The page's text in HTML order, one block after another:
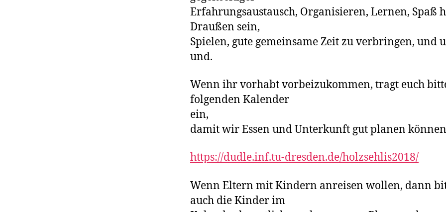
Erfahrungsaustausch, Organisieren, Lernen, Spaß
Draußen sein,
Spielen, gute gemeinsame Zeit zu verbringen, und
und.
Wenn ihr vorhabt vorbeizukommen, tragt euch
folgenden Kalender
ein,
damit wir Essen und Unterkunft gut planen
https://dudle.inf.tu-dresden.de/holzsehlis2018/
Wenn Eltern mit Kindern anreisen wollen, dann
auch die Kinder im